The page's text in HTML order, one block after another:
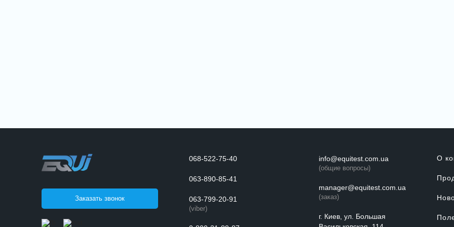
Заказать звонок
068-522-75-40
063-890-85-41
063-799-20-91
(viber)
info@equitest.com.ua
(общие вопросы)
manager@equitest.com.ua
(заказ)
г. Киев, ул. Большая
О